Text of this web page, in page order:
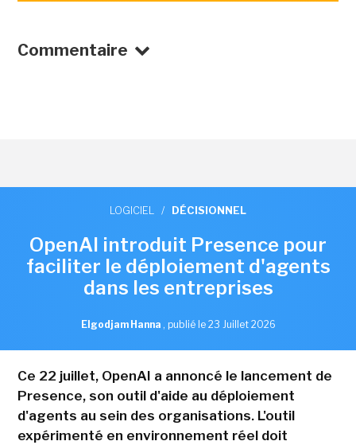
Commentaire
LOGICIEL / DÉCISIONNEL
OpenAI introduit Presence pour
faciliter le déploiement d'agents
dans les entreprises
Elgodjam Hanna , publié le 23 Juillet 2026
Ce 22 juillet, OpenAI a annoncé le lancement de
Presence, son outil d'aide au déploiement
d'agents au sein des organisations. L'outil
expérimenté en environnement réel doit